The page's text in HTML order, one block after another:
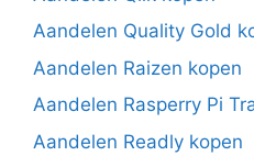
Aandelen Quality Gold
Aandelen Raizen kopen
Aandelen Rasperry Pi
Aandelen Readly kopen